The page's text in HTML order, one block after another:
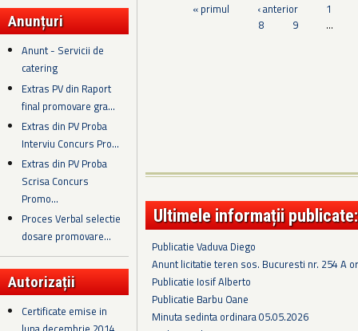
Anunțuri
Anunt - Servicii de
catering
Extras PV din Raport
final promovare gra...
Extras din PV Proba
Interviu Concurs Pro...
Extras din PV Proba
Scrisa Concurs
Promo...
Proces Verbal selectie
dosare promovare...
Autorizații
Certificate emise in
« primul ‹ anterior
1
8
9 …
Ultimele informații publicate:
Publicatie Vaduva Diego
Anunt licitatie teren sos. Bucuresti nr. 254 A
Publicatie Iosif Alberto
Publicatie Barbu Oane
Minuta sedinta ordinara 05.05.2026